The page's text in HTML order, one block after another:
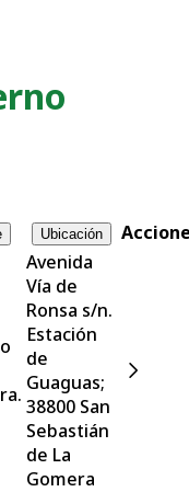
Ubicación
Avenida
Vía de
Ronsa s/n.
Estación
de
Guaguas;
38800 San
Sebastián
de La
Gomera